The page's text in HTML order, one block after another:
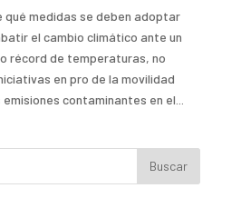
qué medidas se deben adoptar
el cambio climático ante un
récord de temperaturas, no
en pro de la movilidad
contaminantes en el...